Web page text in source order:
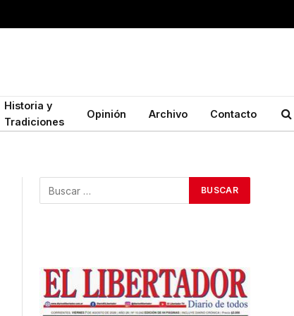
Historia y
Tradiciones
Opinión Archivo Contacto